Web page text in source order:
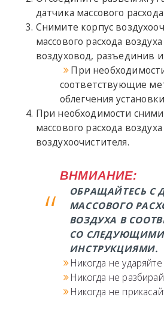
датчика массового
Снимите корпус
массового расхода
воздуховод, разъединив
При
соответствующие
облегчения
При необходимости
массового расхода
воздухоочистителя.
ВНМИАНИЕ:
ОБРАЩАЙТЕСЬ С
МАССОВОГО
ВОЗДУХА В
СО СЛЕДУЮЩИМИ
ИНСТРУКЦИЯМИ.
Никогда не
Никогда не
Никогда не